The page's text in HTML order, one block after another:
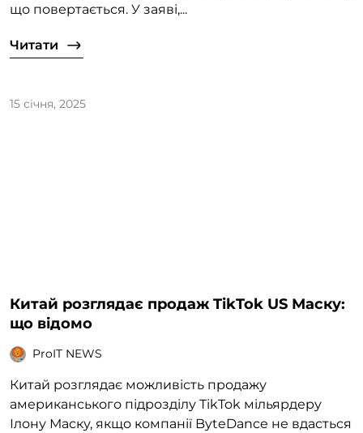
що повертається. У заяві,...
Читати
15 січня, 2025
Китай розглядає продаж TikTok US Маску:
що відомо
ProIT NEWS
Китай розглядає можливість продажу
американського підрозділу TikTok мільярдеру
Ілону Маску, якщо компанії ByteDance не вдасться